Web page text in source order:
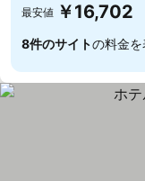
最安値 ￥16,702
8件のサイトの料金